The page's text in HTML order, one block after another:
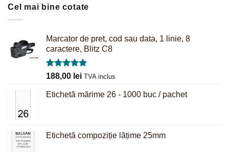
fost:
Cel mai bine cotate
Marcator de pret, cod sau data, 1 linie, 8
caractere, Blitz C8
Evaluat la
din 5
188,00 lei TVA inclus
Etichetă mărime 26 - 1000 buc / pachet
Etichetă compoziție lățime 25mm